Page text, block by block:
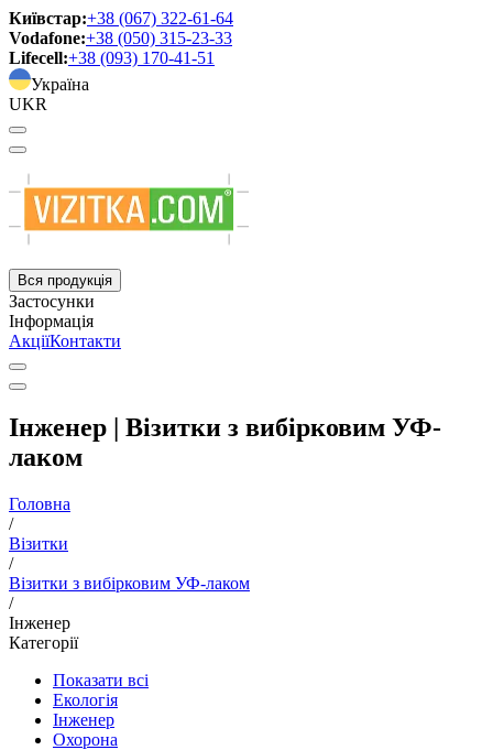
Київстар:+38 (067) 322-61-64
Vodafone:+38 (050) 315-23-33
Lifecell:+38 (093) 170-41-51
Україна
UKR
Вся продукція
Застосунки
Інформація
АкціїКонтакти
Інженер | Візитки з вибірковим УФ-
лаком
Головна
/
Візитки
/
Візитки з вибірковим УФ-лаком
/
Інженер
Категорії
Показати всі
Екологія
Інженер
Охорона